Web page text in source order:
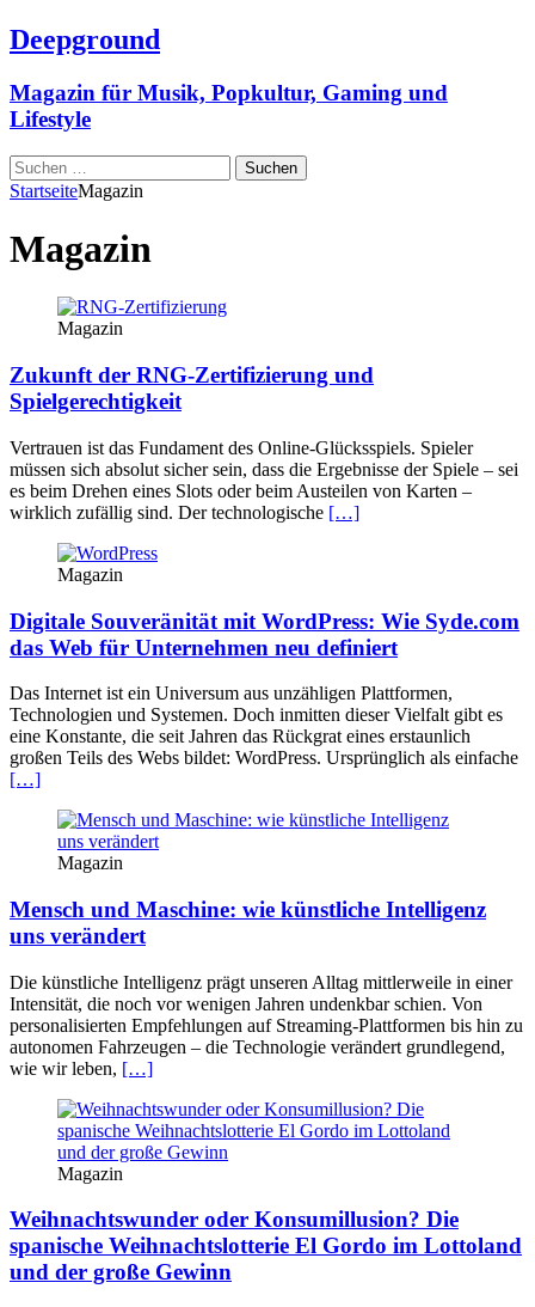
Deepground
Magazin für Musik, Popkultur, Gaming und
Lifestyle
Suchen
nach:
StartseiteMagazin
Magazin
Magazin
Zukunft der RNG-Zertifizierung und
Spielgerechtigkeit
Vertrauen ist das Fundament des Online-Glücksspiels. Spieler
müssen sich absolut sicher sein, dass die Ergebnisse der Spiele – sei
es beim Drehen eines Slots oder beim Austeilen von Karten –
wirklich zufällig sind. Der technologische […]
Magazin
Digitale Souveränität mit WordPress: Wie Syde.com
das Web für Unternehmen neu definiert
Das Internet ist ein Universum aus unzähligen Plattformen,
Technologien und Systemen. Doch inmitten dieser Vielfalt gibt es
eine Konstante, die seit Jahren das Rückgrat eines erstaunlich
großen Teils des Webs bildet: WordPress. Ursprünglich als einfache
[…]
Magazin
Mensch und Maschine: wie künstliche Intelligenz
uns verändert
Die künstliche Intelligenz prägt unseren Alltag mittlerweile in einer
Intensität, die noch vor wenigen Jahren undenkbar schien. Von
personalisierten Empfehlungen auf Streaming-Plattformen bis hin zu
autonomen Fahrzeugen – die Technologie verändert grundlegend,
wie wir leben, […]
Magazin
Weihnachtswunder oder Konsumillusion? Die
spanische Weihnachtslotterie El Gordo im Lottoland
und der große Gewinn